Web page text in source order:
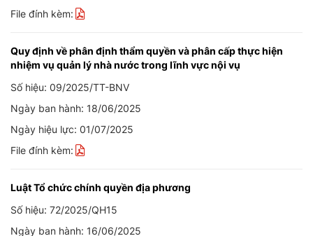
File đính kèm:
Quy định về phân định thẩm quyền và phân cấp thực hiện
nhiệm vụ quản lý nhà nước trong lĩnh vực nội vụ
Số hiệu: 09/2025/TT-BNV
Ngày ban hành: 18/06/2025
Ngày hiệu lực: 01/07/2025
File đính kèm:
Luật Tổ chức chính quyền địa phương
Số hiệu: 72/2025/QH15
Ngày ban hành: 16/06/2025